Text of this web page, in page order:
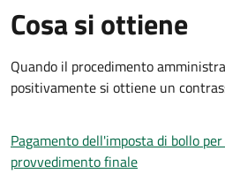
Cosa si ottiene
Quando il procedimento
positivamente si ottiene un
Pagamento dell'imposta di bollo
provvedimento finale